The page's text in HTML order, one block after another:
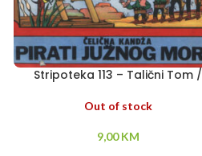
Stripoteka 113 – Talični Tom /
Out of stock
9,00KM